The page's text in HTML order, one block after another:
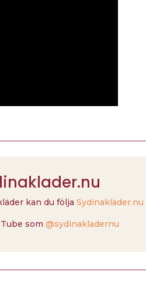
kan du följa Sydinakläder.nu
som @sydinakladernu